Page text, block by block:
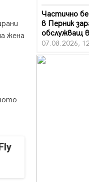
жена
Частично
в Перник
обслужващ
07.08.2026,
Да